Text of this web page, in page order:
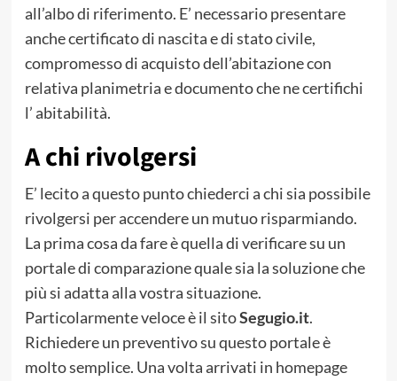
all’albo di riferimento. E’ necessario presentare
anche certificato di nascita e di stato civile,
compromesso di acquisto dell’abitazione con
relativa planimetria e documento che ne certifichi
l’ abitabilità.
A chi rivolgersi
E’ lecito a questo punto chiederci a chi sia possibile
rivolgersi per accendere un mutuo risparmiando.
La prima cosa da fare è quella di verificare su un
portale di comparazione quale sia la soluzione che
più si adatta alla vostra situazione.
Particolarmente veloce è il sitoSegugio.it.
Richiedere un preventivo su questo portale è
molto semplice. Una volta arrivati in homepage